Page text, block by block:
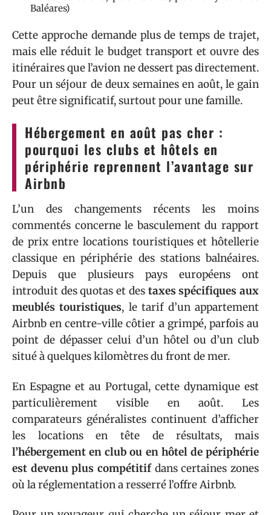
Baléares)
Cette approche demande plus de temps de trajet,
mais elle réduit le budget transport et ouvre des
itinéraires que l’avion ne dessert pas directement.
Pour un séjour de deux semaines en août, le gain
peut être significatif, surtout pour une famille.
Hébergement en août pas cher :
pourquoi les clubs et hôtels en
périphérie reprennent l’avantage sur
Airbnb
L’un des changements récents les moins
commentés concerne le basculement du rapport
de prix entre locations touristiques et hôtellerie
classique en périphérie des stations balnéaires.
Depuis que plusieurs pays européens ont
introduit des quotas et des taxes spécifiques aux
meublés touristiques, le tarif d’un appartement
Airbnb en centre-ville côtier a grimpé, parfois au
point de dépasser celui d’un hôtel ou d’un club
situé à quelques kilomètres du front de mer.
En Espagne et au Portugal, cette dynamique est
particulièrement visible en août. Les
comparateurs généralistes continuent d’afficher
les locations en tête de résultats, mais
l’hébergement en club ou en hôtel de périphérie
est devenu plus compétitifdans certaines zones
où la réglementation a resserré l’offre Airbnb.